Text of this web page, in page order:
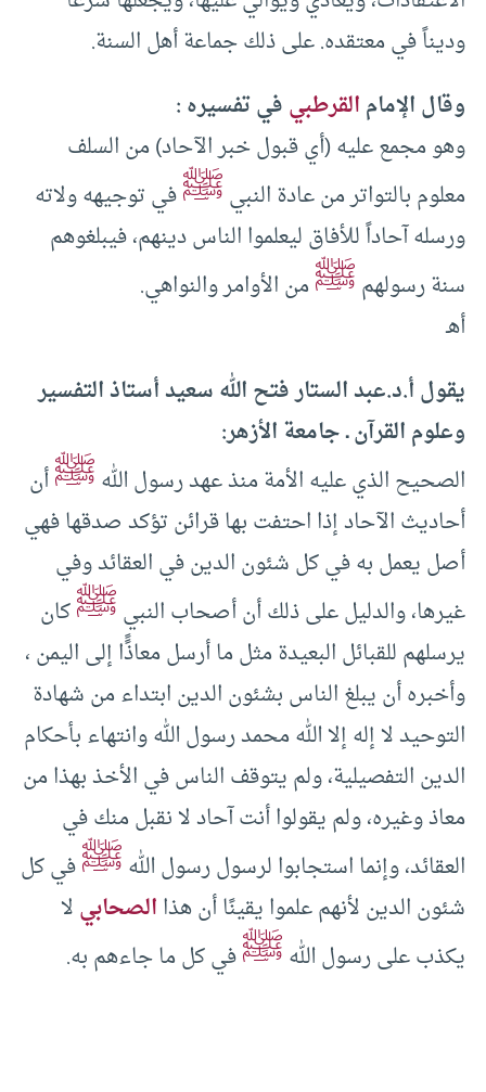
وديناً في معتقده. على ذلك جماعة أهل السنة.
وقال الإمامالقرطبيفي تفسيره :
وهو مجمع عليه (أي قبول خبر الآحاد) من السلف
معلوم بالتواتر من عادة النبيﷺفي توجيهه ولاته
ورسله آحاداً للأفاق ليعلموا الناس دينهم، فيبلغوهم
سنة رسولهمﷺمن الأوامر والنواهي.
أهـ
يقول أ.د.عبد الستار فتح الله سعيد أستاذ التفسير
وعلوم القرآن ـ جامعة الأزهر:
الصحيح الذي عليه الأمة منذ عهد رسول اللهﷺأن
أحاديث الآحاد إذا احتفت بها قرائن تؤكد صدقها فهي
أصل يعمل به في كل شئون الدين في العقائد وفي
غيرها، والدليل على ذلك أن أصحاب النبيﷺكان
يرسلهم للقبائل البعيدة مثل ما أرسل معاذًًا إلى اليمن ،
وأخبره أن يبلغ الناس بشئون الدين ابتداء من شهادة
التوحيد لا إله إلا الله محمد رسول الله وانتهاء بأحكام
الدين التفصيلية، ولم يتوقف الناس في الأخذ بهذا من
معاذ وغيره، ولم يقولوا أنت آحاد لا نقبل منك في
العقائد، وإنما استجابوا لرسول رسول اللهﷺفي كل
شئون الدين لأنهم علموا يقينًا أن هذاالصحابيلا
يكذب على رسول اللهﷺفي كل ما جاءهم به.